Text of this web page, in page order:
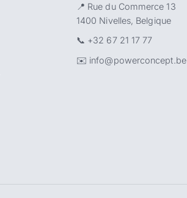
📍 Rue du Commerce 13
1400 Nivelles, Belgique
📞 +32 67 21 17 77
✉️ info@powerconcept.be